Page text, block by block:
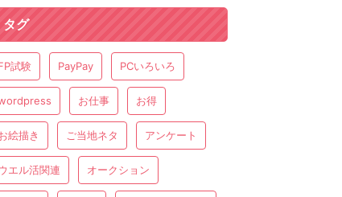
タグ
試験 PayPay PCいろいろ
お仕事 お得
絵描き ご当地ネタ アンケート
エル活関連 オークション